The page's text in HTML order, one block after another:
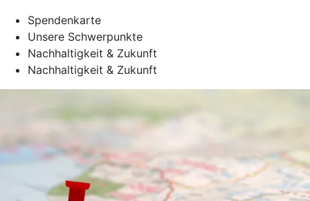
Spendenkarte
Unsere Schwerpunkte
Nachhaltigkeit & Zukunft
Nachhaltigkeit & Zukunft